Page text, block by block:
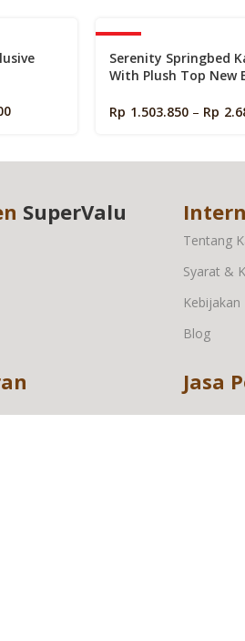
Serenity Springbed
With Plush Top New
Rp 1.503.850 – Rp
SuperValu
Tentang
Syarat &
Kebijakan
Blog
Jasa